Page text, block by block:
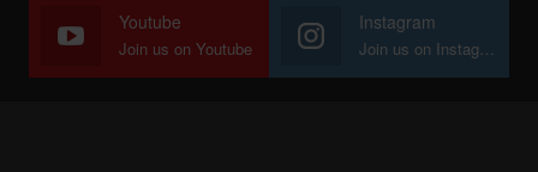
Youtube
Join us on Youtube
Instagram
Join us on Instagram